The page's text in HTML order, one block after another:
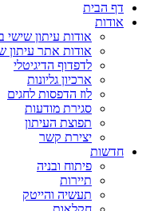
דף הבית
אודות
אודות עיתון שישי
אודות אתר עיתון
לדפדוף הדיגיטלי
ארכיון גליונות
לוז הדפסות לחגים
סגירת מודעות
תפוצת העיתון
יצירת קשר
חדשות
פיתוח ובניה
תיירות
תעשיה והייטק